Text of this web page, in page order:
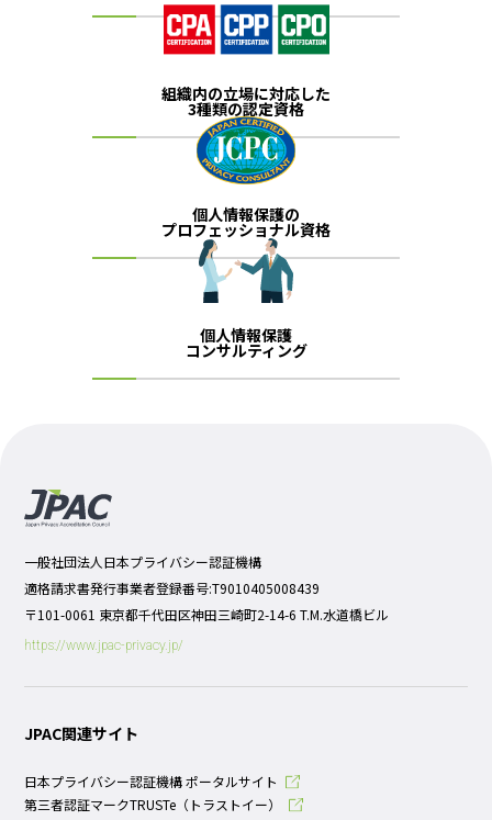
組織内の立場に対応した
3種類の認定資格
個人情報保護の
プロフェッショナル資格
個人情報保護
コンサルティング
一般社団法人日本プライバシー認証機構
適格請求書発行事業者登録番号:T9010405008439
〒101-0061 東京都千代田区神田三崎町2-14-6 T.M.水道橋ビル
https://www.jpac-privacy.jp/
JPAC関連サイト
日本プライバシー認証機構 ポータルサイト
第三者認証マークTRUSTe（トラストイー）